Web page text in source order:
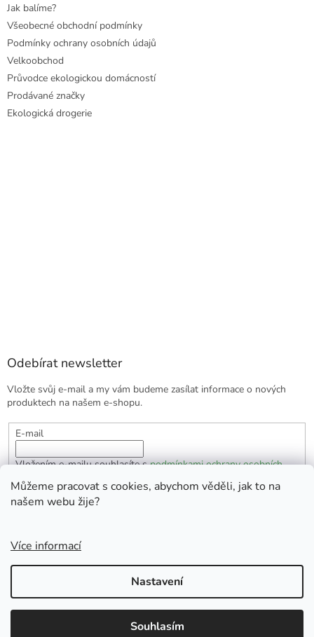
Můžeme pracovat s cookies, abychom věděli, jak to na
našem webu žije?
Více informací
Nastavení
Souhlasím
Jak balíme?
Všeobecné obchodní podmínky
Podmínky ochrany osobních údajů
Velkoobchod
Průvodce ekologickou domácností
Prodávané značky
Ekologická drogerie
Odebírat newsletter
Vložte svůj e-mail a my vám budeme zasílat informace o nových
produktech na našem e-shopu.
E-mail
Vložením e-mailu souhlasíte spodmínkami ochrany osobních
údajů
PŘIHLÁSIT SE
vyhrazena.